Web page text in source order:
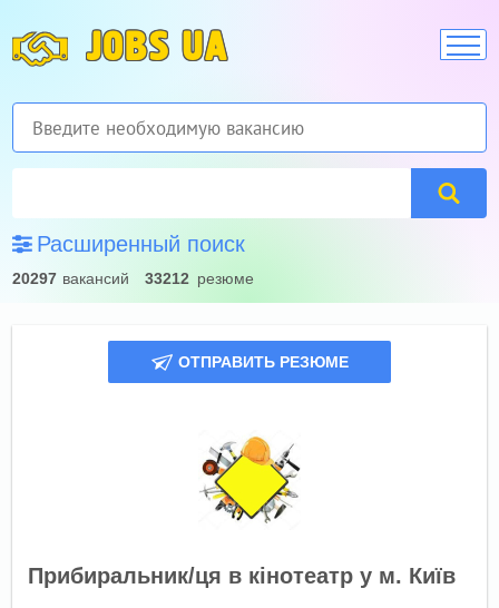
JOBS UA
Расширенный поиск
20297 вакансий 33212 резюме
ОТПРАВИТЬ РЕЗЮМЕ
Прибиральник/ця в кінотеатр у м. Київ